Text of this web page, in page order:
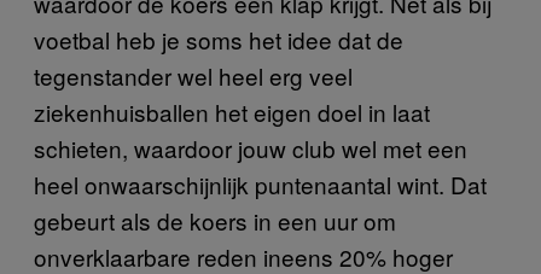
voetbal heb je soms het idee dat de
tegenstander wel heel erg veel
ziekenhuisballen het eigen doel in laat
schieten, waardoor jouw club wel met een
heel onwaarschijnlijk puntenaantal wint. Dat
gebeurt als de koers in een uur om
onverklaarbare reden ineens 20% hoger